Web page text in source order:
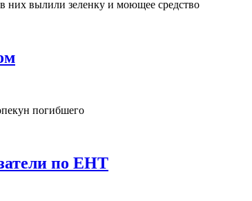
них вылили зеленку и моющее средство
погибшего
по ЕНТ